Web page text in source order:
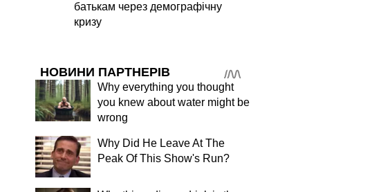
батькам через демографічну
кризу
НОВИНИ ПАРТНЕРІВ
Why everything you thought
you knew about water might be
wrong
Why Did He Leave At The
Peak Of This Show's Run?